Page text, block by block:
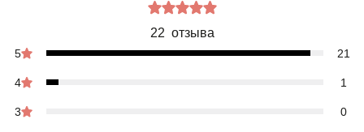
22 отзыва
5 21
4 1
3 0